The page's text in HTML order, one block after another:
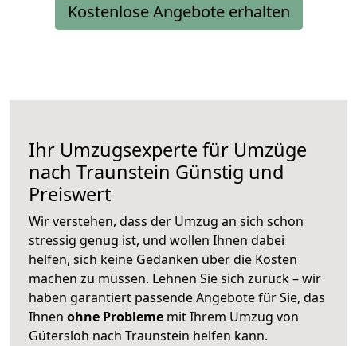
Kostenlose Angebote erhalten
Ihr Umzugsexperte für Umzüge
nach Traunstein Günstig und
Preiswert
Wir verstehen, dass der Umzug an sich schon
stressig genug ist, und wollen Ihnen dabei
helfen, sich keine Gedanken über die Kosten
machen zu müssen. Lehnen Sie sich zurück – wir
haben garantiert passende Angebote für Sie, das
Ihnen ohne Probleme mit Ihrem Umzug von
Gütersloh nach Traunstein helfen kann.